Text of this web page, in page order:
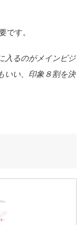
です。
入るのがメインビジ
いい、印象８割を決